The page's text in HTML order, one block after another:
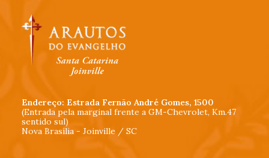
Endereço: Estrada Fernão André Gomes, 1500
(Entrada pela marginal frente a GM-Chevrolet, Km.47
sentido sul)
Nova Brasília - Joinville / SC